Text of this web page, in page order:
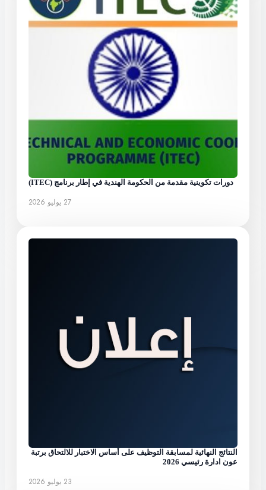
دورات تكوينية مقدمة من الحكومة الهندية في إطار برنامج (ITEC)
27 يوليو 2026
النتائج النهائية لمسابقة التوظيف على أساس الاختبار للالتحاق برتبة
عون ادارة رئيسي 2026
23 يوليو 2026